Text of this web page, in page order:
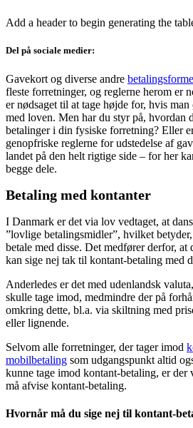
Add a header to begin generating the
Del på sociale medier:
Gavekort og diverse andre
fleste forretninger, og reglerne herom er
er nødsaget til at tage højde for, hvis
med loven. Men har du styr på, hvordan
betalinger i din fysiske forretning? Eller
genopfriske reglerne for udstedelse af
landet på den helt rigtige side – for her
begge dele.
Betaling med kontanter
I Danmark er det via lov vedtaget, at
”lovlige betalingsmidler”, hvilket
betale med disse. Det medfører derfor,
kan sige nej tak til kontant-betaling med
Anderledes er det med udenlandsk
skulle tage imod, medmindre der på
omkring dette, bl.a. via skiltning med
eller lignende.
Selvom alle forretninger, der tager imod
mobilbetaling som udgangspunkt altid
kunne tage imod kontant-betaling, er der
må afvise kontant-betaling.
Hvornår må du sige nej til kontant-